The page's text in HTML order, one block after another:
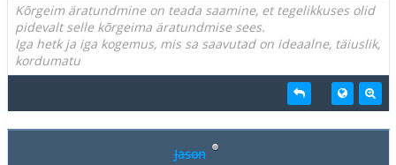
Kõrgeim äratundmine on teada saamine, et tegelikkuses olid
pidevalt selle kõrgeima äratundmise sees.
Iga hetk ja iga kogemus, mis sa saavutad on ideaalne, täiuslik,
kordumatu
Jason